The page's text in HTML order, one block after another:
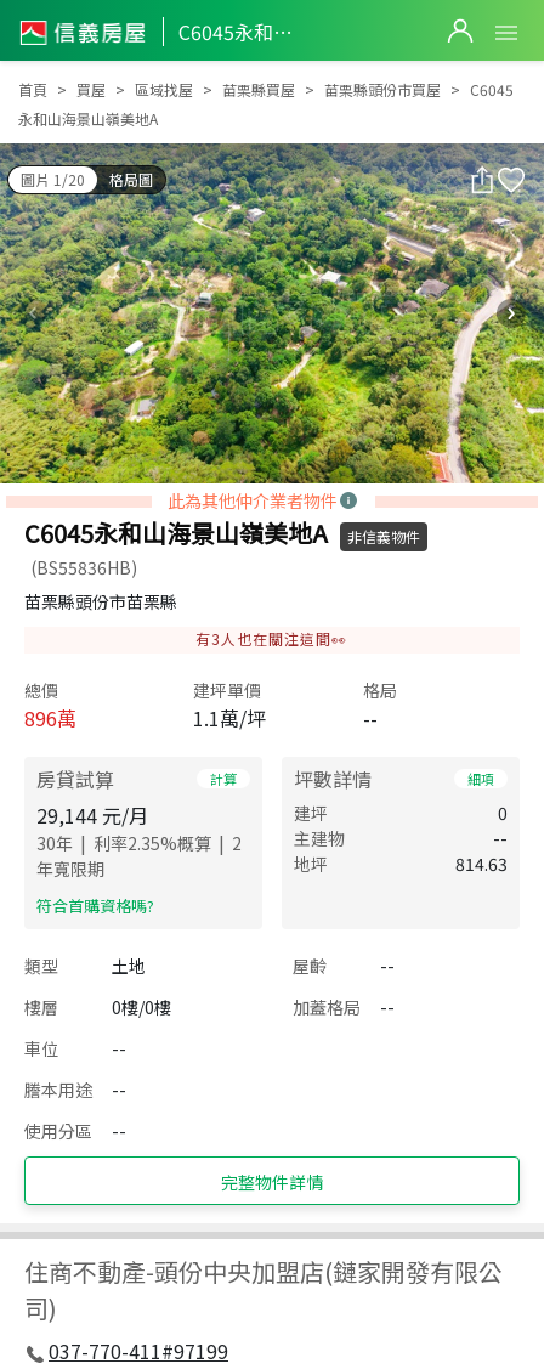
C6045永和山海景山嶺美地A
C6045永和山海景山嶺美地A
首頁 買屋 區域找屋 苗栗縣買屋 苗栗縣頭份市買屋
C6045
永和山海景山嶺美地A
圖片 1/20 格局圖
此為其他仲介業者物件
C6045永和山海景山嶺美地A 非信義物件
(BS55836HB)
苗栗縣頭份市苗栗縣
有3 人也在關注這間👀
總價
896萬
建坪單價
1.1萬/坪
格局
--
房貸試算 計算
29,144 元/月
30年 | 利率2.35%概算 | 2
年寬限期
​符合首購資格嗎?
坪數詳情 細項
建坪
0
主建物
--
地坪
814.63
類型 土地 屋齡
--
樓層
0樓/0樓 加蓋格局
--
車位
--
謄本用途
--
使用分區
--
完整物件詳情
住商不動產-頭份中央加盟店(鏈家開發有限公
司)
037-770-411#97199